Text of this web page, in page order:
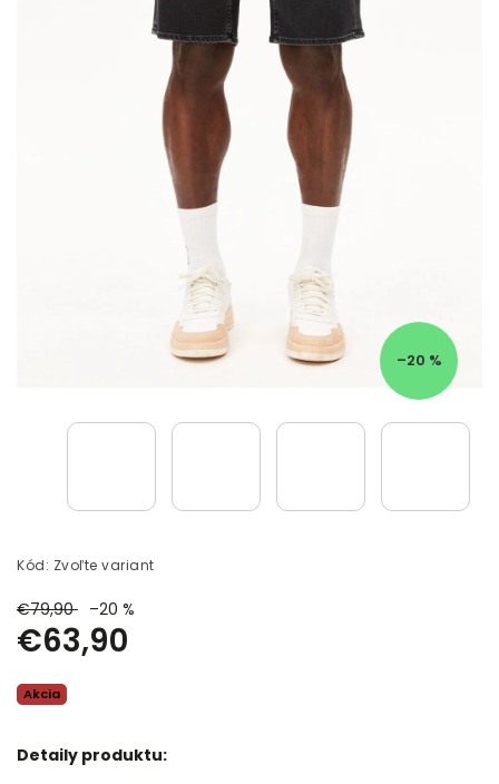
–20 %
Kód: Zvoľte variant
€79,90 –20 %
€63,90
Detaily produktu:
Akcia